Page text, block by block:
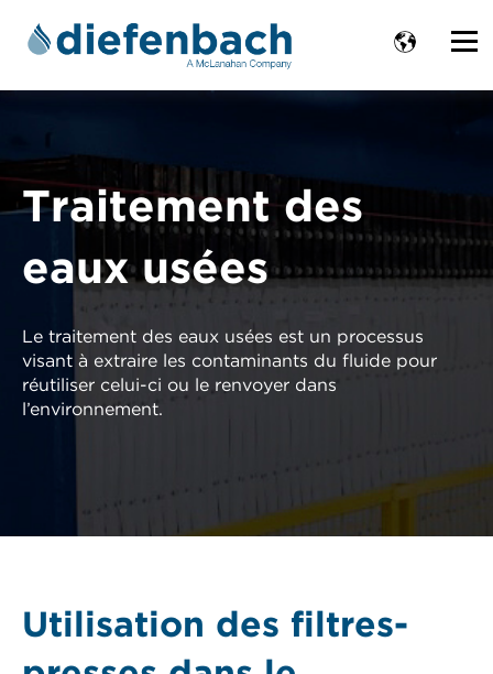
Traitement des
eaux usées
Le traitement des eaux usées est un processus
visant à extraire les contaminants du fluide pour
réutiliser celui-ci ou le renvoyer dans
l’environnement.
Utilisation des filtres-